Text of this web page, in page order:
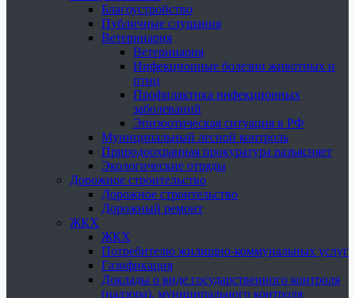
Благоустройство
Публичные слушания
Ветеринария
Ветеринария
Инфекционные болезни животных и
птиц
Профилактика инфекционных
заболеваний
Эпизоотическая ситуация в РФ
Муниципальный лесной контроль
Природоохранная прокуратура разъясняет
Экологические отряды
Дорожное строительство
Дорожное строительство
Дорожный ремонт
ЖКХ
ЖКХ
Потребителю жилищно-коммунальных услуг
Газификация
Доклады о виде государственного контроля
(надзора), муниципального контроля